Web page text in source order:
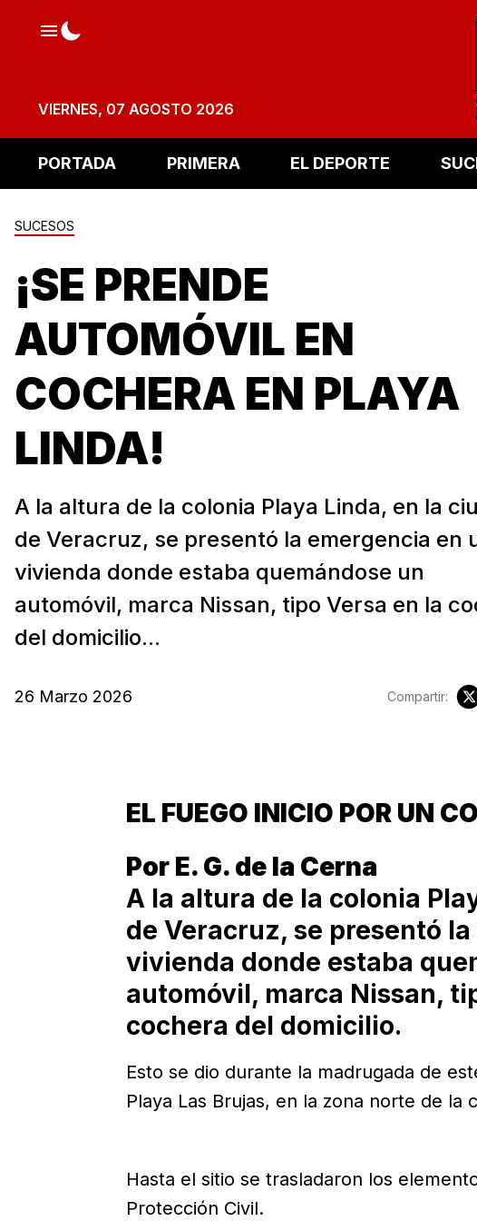
VIERNES, 07 AGOSTO 2026
PORTADA PRIMERA EL DEPORTE
SUCESOS
¡SE PRENDE
AUTOMÓVIL EN
COCHERA EN PLAYA
LINDA!
A la altura de la colonia Playa Linda, en la
de Veracruz, se presentó la emergencia en
vivienda donde estaba quemándose un
automóvil, marca Nissan, tipo Versa en la
del domicilio...
26 Marzo 2026 Compartir:
EL FUEGO INICIO POR UN
Por E. G. de la Cerna
A la altura de la colonia
de Veracruz, se presentó
vivienda donde estaba
automóvil, marca Nissan,
cochera del domicilio.
Esto se dio durante la madrugada de
Playa Las Brujas, en la zona norte de la
Hasta el sitio se trasladaron los
Protección Civil.